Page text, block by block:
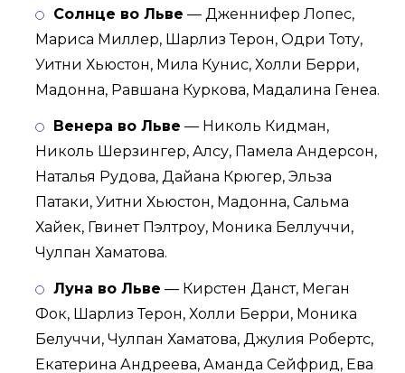
Солнце во Льве — Дженнифер Лопес,
Мариса Миллер, Шарлиз Терон, Одри Тоту,
Уитни Хьюстон, Мила Кунис, Холли Берри,
Мадонна, Равшана Куркова, Мадалина Генеа.
Венера во Льве — Николь Кидман,
Николь Шерзингер, Алсу, Памела Андерсон,
Наталья Рудова, Дайана Крюгер, Эльза
Патаки, Уитни Хьюстон, Мадонна, Сальма
Хайек, Гвинет Пэлтроу, Моника Беллуччи,
Чулпан Хаматова.
Луна во Льве — Кирстен Данст, Меган
Фок, Шарлиз Терон, Холли Берри, Моника
Белуччи, Чулпан Хаматова, Джулия Робертс,
Екатерина Андреева, Аманда Сейфрид, Ева